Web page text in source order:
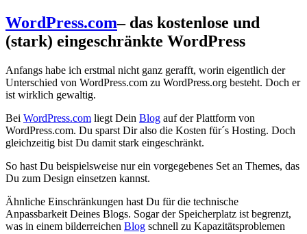
WordPress.com– das kostenlose und
(stark) eingeschränkte WordPress
Anfangs habe ich erstmal nicht ganz gerafft, worin eigentlich der
Unterschied von WordPress.com zu WordPress.org besteht. Doch er
ist wirklich gewaltig.
Bei WordPress.com liegt Dein Blog auf der Plattform von
WordPress.com. Du sparst Dir also die Kosten für´s Hosting. Doch
gleichzeitig bist Du damit stark eingeschränkt.
So hast Du beispielsweise nur ein vorgegebenes Set an Themes, das
Du zum Design einsetzen kannst.
Ähnliche Einschränkungen hast Du für die technische
Anpassbarkeit Deines Blogs. Sogar der Speicherplatz ist begrenzt,
was in einem bilderreichen Blog schnell zu Kapazitätsproblemen